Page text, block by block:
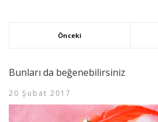
Önceki
Bunları da beğenebilirsiniz
20 Şubat 2017